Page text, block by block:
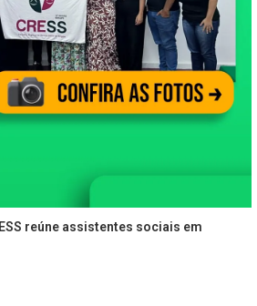
reúne assistentes sociais em